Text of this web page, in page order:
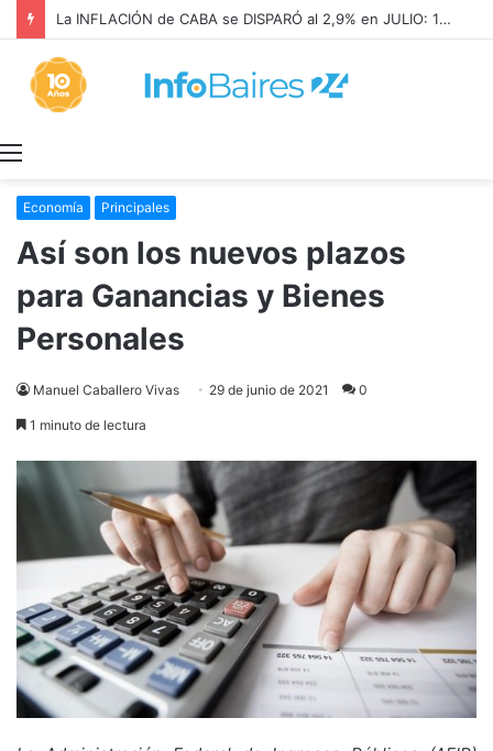
La INFLACIÓN de CABA se DISPARÓ al 2,9% en JULIO: 19,4% en 2026
Economía Principales
Así son los nuevos plazos
para Ganancias y Bienes
Personales
Manuel Caballero Vivas 29 de junio de 2021 0
1 minuto de lectura